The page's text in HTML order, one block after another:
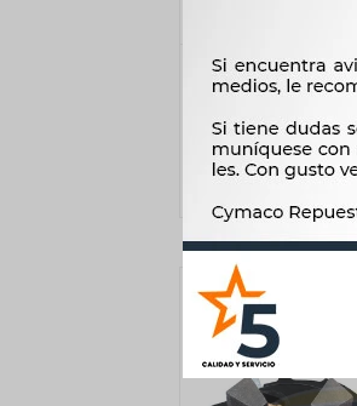
BENDIX
2.4D TD 9D 87L
$ 2.317